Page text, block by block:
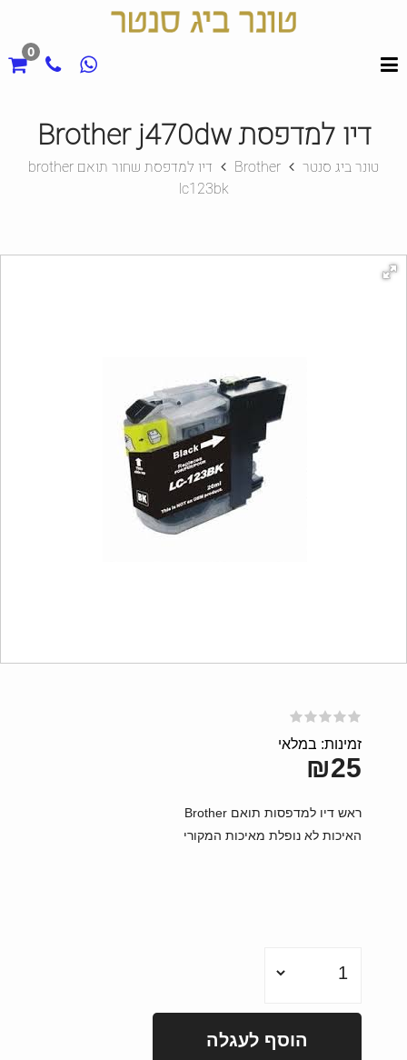
0
דיו למדפסת Brother j470dw
טונר ביג סנטר Brother
דיו למדפסת שחור תואם brother
lc123bk
זמינות: במלאי
₪25
ראש דיו למדפסות תואם Brother
האיכות לא נופלת מאיכות המקורי
הוסף לעגלה